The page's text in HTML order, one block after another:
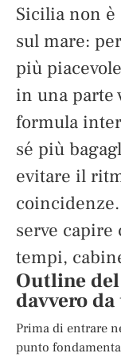
Sicilia non è
sul mare:
più
in una parte
formula
sé più
evitare il
serve
tempi,
Outline
davvero
Prima di entrare
punto